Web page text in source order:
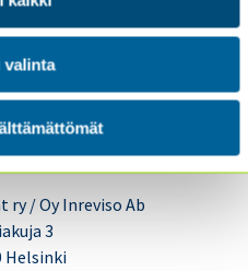
valinta
ry / Oy Inreviso Ab
3
Helsinki